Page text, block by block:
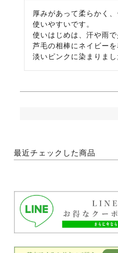
厚みがあって柔らかく
使いやすいです。
使いはじめは、汗や雨で
芦毛の相棒にネイビー
淡いピンクに染まりま
最近チェックした商品